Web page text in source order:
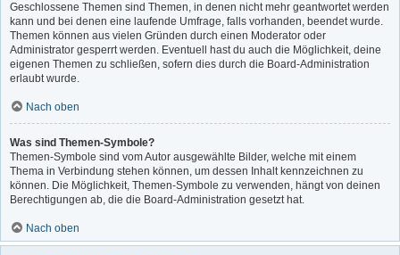
Geschlossene Themen sind Themen, in denen nicht mehr geantwortet werden
kann und bei denen eine laufende Umfrage, falls vorhanden, beendet wurde.
Themen können aus vielen Gründen durch einen Moderator oder
Administrator gesperrt werden. Eventuell hast du auch die Möglichkeit, deine
eigenen Themen zu schließen, sofern dies durch die Board-Administration
erlaubt wurde.
Nach oben
Was sind Themen-Symbole?
Themen-Symbole sind vom Autor ausgewählte Bilder, welche mit einem
Thema in Verbindung stehen können, um dessen Inhalt kennzeichnen zu
können. Die Möglichkeit, Themen-Symbole zu verwenden, hängt von deinen
Berechtigungen ab, die die Board-Administration gesetzt hat.
Nach oben